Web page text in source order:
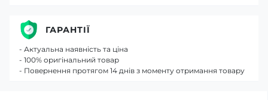
ГАРАНТІЇ
- Актуальна наявність та ціна
- 100% оригінальний товар
- Повернення протягом 14 днів з моменту отримання товару